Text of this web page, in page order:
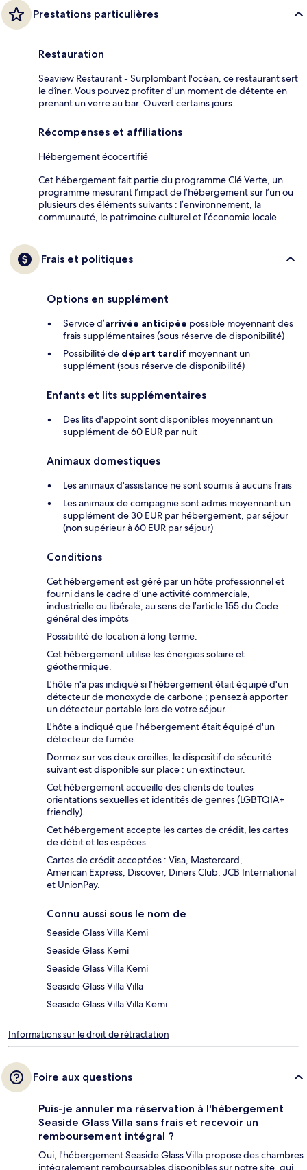
Prestations particulières
Restauration
Seaview Restaurant - Surplombant l'océan, ce restaurant sert
le dîner. Vous pouvez profiter d'un moment de détente en
prenant un verre au bar. Ouvert certains jours.
Récompenses et affiliations
Hébergement écocertifié
Cet hébergement fait partie du programme Clé Verte, un
programme mesurant l’impact de l’hébergement sur l’un ou
plusieurs des éléments suivants : l’environnement, la
communauté, le patrimoine culturel et l’économie locale.
Frais et politiques
Options en supplément
Service d’arrivée anticipée possible moyennant des
frais supplémentaires (sous réserve de disponibilité)
Possibilité de départ tardif moyennant un
supplément (sous réserve de disponibilité)
Enfants et lits supplémentaires
Des lits d'appoint sont disponibles moyennant un
supplément de 60 EUR par nuit
Animaux domestiques
Les animaux d'assistance ne sont soumis à aucuns frais
Les animaux de compagnie sont admis moyennant un
supplément de 30 EUR par hébergement, par séjour
(non supérieur à 60 EUR par séjour)
Conditions
Cet hébergement est géré par un hôte professionnel et
fourni dans le cadre d’une activité commerciale,
industrielle ou libérale, au sens de l’article 155 du Code
général des impôts
Possibilité de location à long terme.
Cet hébergement utilise les énergies solaire et
géothermique.
L'hôte n'a pas indiqué si l'hébergement était équipé d'un
détecteur de monoxyde de carbone ; pensez à apporter
un détecteur portable lors de votre séjour.
L'hôte a indiqué que l'hébergement était équipé d'un
détecteur de fumée.
Dormez sur vos deux oreilles, le dispositif de sécurité
suivant est disponible sur place : un extincteur.
Cet hébergement accueille des clients de toutes
orientations sexuelles et identités de genres (LGBTQIA+
friendly).
Cet hébergement accepte les cartes de crédit, les cartes
de débit et les espèces.
Cartes de crédit acceptées : Visa, Mastercard,
American Express, Discover, Diners Club, JCB International
et UnionPay.
Connu aussi sous le nom de
Seaside Glass Villa Kemi
Seaside Glass Kemi
Seaside Glass Villa Kemi
Seaside Glass Villa Villa
Seaside Glass Villa Villa Kemi
Informations sur le droit de rétractation
Foire aux questions
Puis-je annuler ma réservation à l'hébergement
Seaside Glass Villa sans frais et recevoir un
remboursement intégral ?
Oui, l'hébergement Seaside Glass Villa propose des chambres
intégralement remboursables disponibles sur notre site, qui